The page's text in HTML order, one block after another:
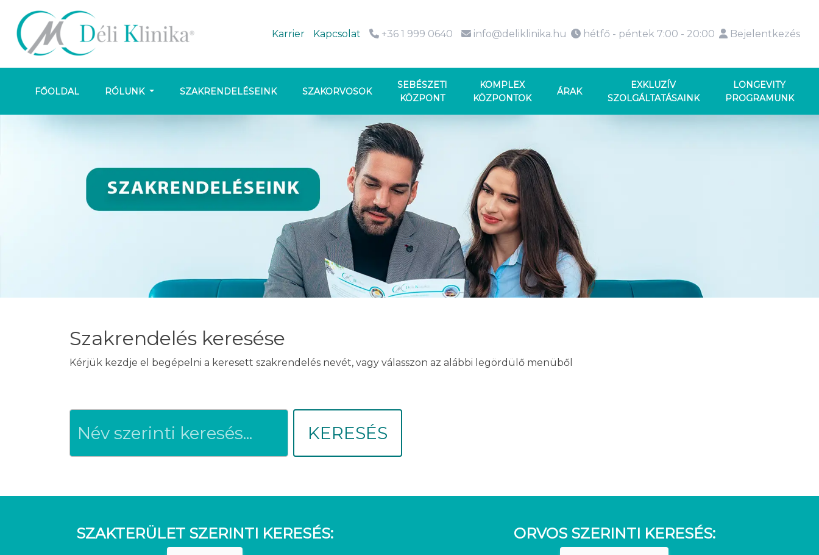
Karrier Kapcsolat +36 1 999 0640 info@deliklinika.hu hétfő - péntek 7:00 - 20:00 Bejelentkezés
FŐOLDAL RÓLUNK SZAKRENDELÉSEINK SZAKORVOSOK
SEBÉSZETI
KÖZPONT
KOMPLEX
KÖZPONTOK
ÁRAK
EXKLUZÍV
SZOLGÁLTATÁSAINK
LONGEVITY
PROGRAMUNK
Szakrendelés keresése
Kérjük kezdje el begépelni a keresett szakrendelés nevét, vagy válasszon az alábbi legördülő menüből
KERESÉS
SZAKTERÜLET SZERINTI KERESÉS: ORVOS SZERINTI KERESÉS: